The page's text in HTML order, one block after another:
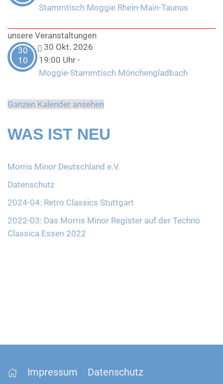
Stammtisch Moggie Rhein-Main-Taunus
unsere Veranstaltungen
30
10
30 Okt. 2026
19:00 Uhr -
Moggie-Stammtisch Mönchengladbach
Ganzen Kalender ansehen
WAS IST NEU
Morris Minor Deutschland e.V.
Datenschutz
2024-04: Retro Classics Stuttgart
2022-03: Das Morris Minor Register auf der Techno
Classica Essen 2022
Impressum Datenschutz